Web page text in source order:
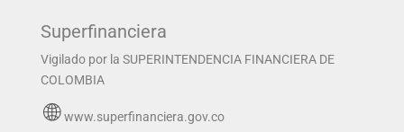
Superfinanciera
Vigilado por la SUPERINTENDENCIA FINANCIERA DE
COLOMBIA
www.superfinanciera.gov.co